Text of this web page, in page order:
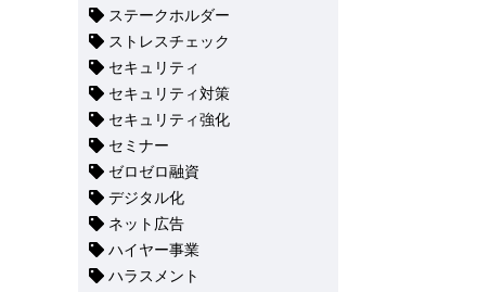
ステークホルダー
ストレスチェック
セキュリティ
セキュリティ対策
セキュリティ強化
セミナー
ゼロゼロ融資
デジタル化
ネット広告
ハイヤー事業
ハラスメント